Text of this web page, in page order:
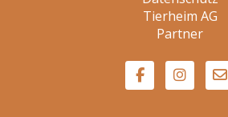
Tierheim AG
Partner
F
a
I
n
E
n